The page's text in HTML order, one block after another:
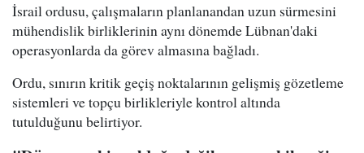
İsrail ordusu, çalışmaların planlanandan uzun sürmesini
mühendislik birliklerinin aynı dönemde Lübnan'daki
operasyonlarda da görev almasına bağladı.
Ordu, sınırın kritik geçiş noktalarının gelişmiş gözetleme
sistemleri ve topçu birlikleriyle kontrol altında
tutulduğunu belirtiyor.